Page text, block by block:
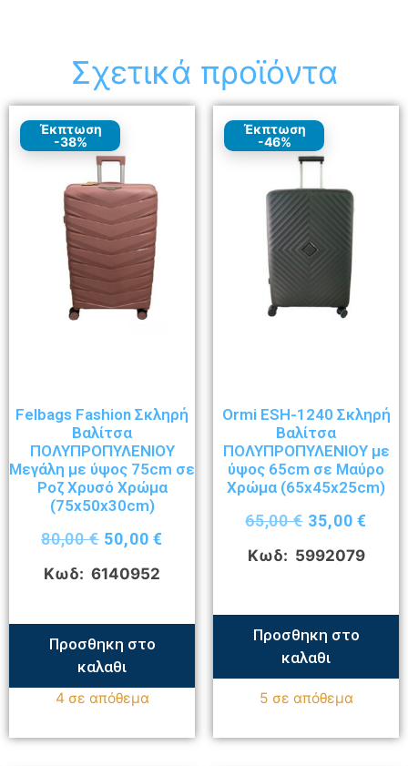
Σχετικά προϊόντα
Έκπτωση
-38%
Felbags Fashion Σκληρή
Βαλίτσα
ΠΟΛΥΠΡΟΠΥΛΕΝΙΟΥ
Μεγάλη με ύψος 75cm σε
Ροζ Χρυσό Χρώμα
(75x50x30cm)
80,00€ 50,00€
Κωδ: 6140952
Προσθηκη στο
καλαθι
4 σε απόθεμα
Έκπτωση
-46%
Ormi ESH-1240 Σκληρή
Βαλίτσα
ΠΟΛΥΠΡΟΠΥΛΕΝΙΟΥ με
ύψος 65cm σε Μαύρο
Χρώμα (65x45x25cm)
65,00€ 35,00€
Κωδ: 5992079
Προσθηκη στο
καλαθι
5 σε απόθεμα